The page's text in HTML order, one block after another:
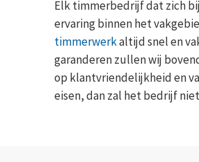
Elk timmerbedrijf dat zich
ervaring binnen het
timmerwerkaltijd snel en
garanderen zullen wij
op klantvriendelijkheid en
eisen, dan zal het bedrijf